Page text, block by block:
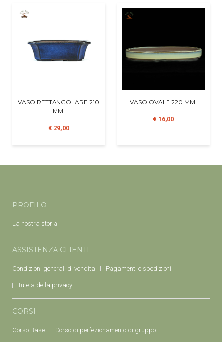
VASO RETTANGOLARE 210
MM.
€ 29,00
VASO OVALE 220 MM.
€ 16,00
PROFILO
La nostra storia
ASSISTENZA CLIENTI
Condizioni generali di vendita Pagamenti e spedizioni
Tutela della privacy
CORSI
Corso Base Corso di perfezionamento di gruppo